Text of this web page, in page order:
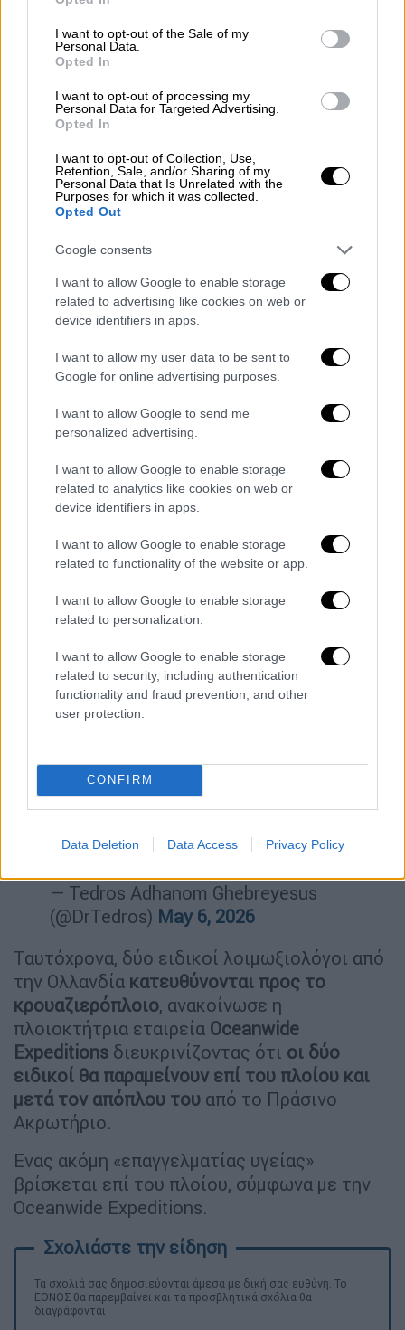
use your data for below specified purposes in below Google
consent section.
I want to opt-out of the Sale of my
Personal Data.
Opted In
I want to opt-out of processing my
Personal Data for Targeted Advertising.
Opted In
I want to opt-out of Collection, Use,
Retention, Sale, and/or Sharing of my
Personal Data that Is Unrelated with the
Purposes for which it was collected.
Opted Out
Google consents
I want to allow Google to enable storage
related to advertising like cookies on web or
device identifiers in apps.
I want to allow my user data to be sent to
Google for online advertising purposes.
I want to allow Google to send me
personalized advertising.
I want to allow Google to enable storage
related to analytics like cookies on web or
device identifiers in apps.
I want to allow Google to enable storage
related to functionality of the website or app.
I want to allow Google to enable storage
related to personalization.
I want to allow Google to enable storage
related to security, including authentication
functionality and fraud prevention, and other
user protection.
CONFIRM
Data Deletion Data Access Privacy Policy
Ολλανδία, ανακοίνωσε ο γενικός διευθυντής
Παγκόσμιου Οργανισμού Υγείας.
Πιο ειδικά,
πληρώματος και έναν επιβάτη που
παρουσιάζουν συμπτώματα.
ΔΙΑΒΑΣΤΕ ΕΠΙΣΗΣ
Κόσμος|06.05.2026 08:00
«Πλοίο φάντασμα» το
κρουαζιερόπλοιο με τον χανταϊό: Στα
Κανάρια καταπλέει - Οι πρώτες
εικόνες από το εσωτερικό του
«Τρεις ασθενείς ύποπτοι ως κρούσματα του
χανταϊού απομακρύνθηκαν από το πλοίο και
κατευθύνονται προς την Ολλανδία για να
λάβουν ιατρική φροντίδα σε συντονισμό με
τον ΠΟΥ, την διαχειρίστρια εταιρεία του
πλοίου και τις αρχές του Πράσινου
Ακρωτηρίου, του Ηνωμένου Βασιλείου, της
Ισπανίας και της Ολλανδίας», ανακοίνωσε
μέσω του Χ ο Τέντρος Αντανόμ
Γκεμπρεγέσους.
case
patients have just been evacuated
from the ship and are on their way to
receive medical care in the
@WHO, the ship’s operator and
national authorities from Cabo Verde,
the United Kingdom, Spain and the
pic.twitter.com/olQBk6tdGk
— Tedros Adhanom Ghebreyesus
(@DrTedros) May 6, 2026
Ταυτόχρονα, δύο ειδικοί λοιμωξιολόγοι από
την Ολλανδία κατευθύνονται προς το
κρουαζιερόπλοιο, ανακοίνωσε η
πλοιοκτήτρια εταιρεία Oceanwide
Expeditions διευκρινίζοντας ότι οι δύο
ειδικοί θα παραμείνουν επί του πλοίου και
μετά τον απόπλου του από το Πράσινο
Ακρωτήριο.
Ενας ακόμη «επαγγελματίας υγείας»
βρίσκεται επί του πλοίου, σύμφωνα με την
Oceanwide Expeditions.
Τα σχολιά σας δημοσιεύονται άμεσα με δική σας ευθύνη. Το
ΕΘΝΟΣ θα παρεμβαίνει και τα προσβλητικά σχόλια θα
διαγράφονται